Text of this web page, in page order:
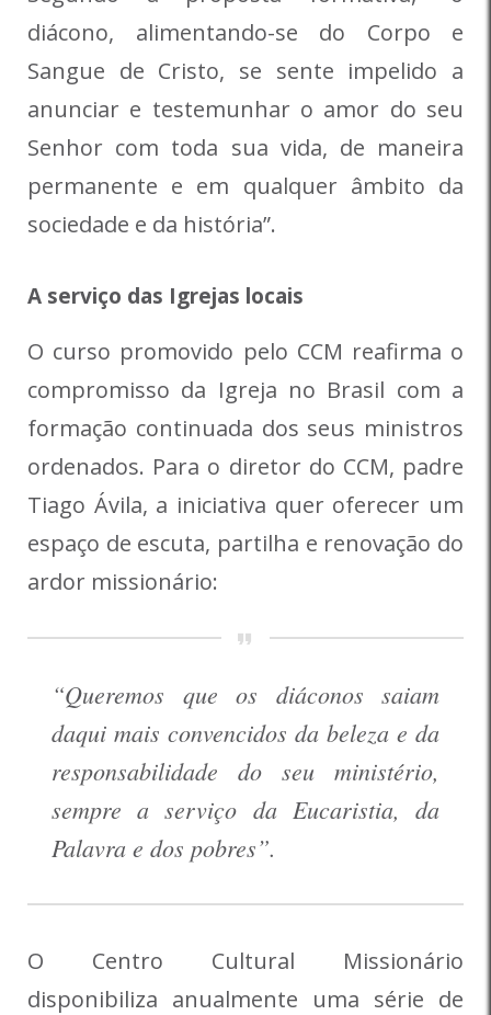
diácono, alimentando-se do Corpo e
Sangue de Cristo, se sente impelido a
anunciar e testemunhar o amor do seu
Senhor com toda sua vida, de maneira
permanente e em qualquer âmbito da
sociedade e da história”.
A serviço das Igrejas locais
O curso promovido pelo CCM reafirma o
compromisso da Igreja no Brasil com a
formação continuada dos seus ministros
ordenados. Para o diretor do CCM, padre
Tiago Ávila, a iniciativa quer oferecer um
espaço de escuta, partilha e renovação do
ardor missionário:
“Queremos que os diáconos saiam
daqui mais convencidos da beleza e da
responsabilidade do seu ministério,
sempre a serviço da Eucaristia, da
Palavra e dos pobres”.
O Centro Cultural Missionário
disponibiliza anualmente uma série de